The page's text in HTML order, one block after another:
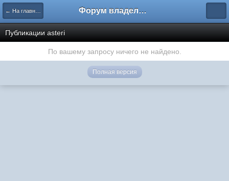
← На главную Форум владельцев интернет-магазинов
Публикации asteri
По вашему запросу ничего не найдено.
Полная версия